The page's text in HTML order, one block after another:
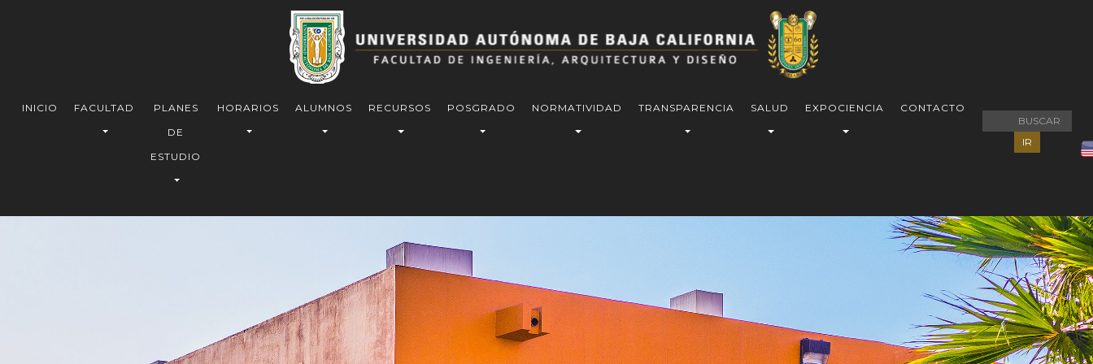
INICIO FACULTAD
PLANES
DE
ESTUDIO
HORARIOS ALUMNOS RECURSOS POSGRADO NORMATIVIDAD TRANSPARENCIA SALUD EXPOCIENCIA CONTACTO